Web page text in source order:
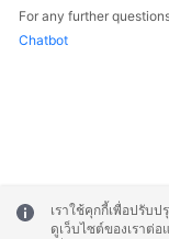
More
Glossary
For any further
Chatbot
เราใช้คุกกี้เพื่อปรับ
ดูเว็บไซต์ของเราต่